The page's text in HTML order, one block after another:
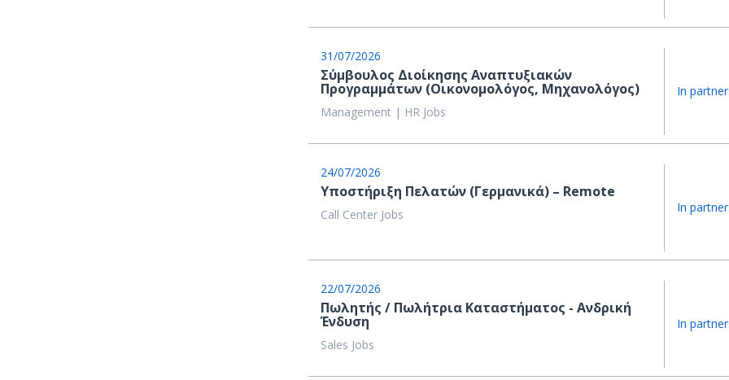
31/07/2026
Σύμβουλος Διοίκησης Αναπτυξιακών
Προγραμμάτων (Οικονομολόγος, Μηχανολόγος)
Management | HR Jobs
In
24/07/2026
Υποστήριξη Πελατών (Γερμανικά) – Remote
Call Center Jobs In
22/07/2026
Πωλητής / Πωλήτρια Καταστήματος - Ανδρική
Ένδυση
Sales Jobs
In